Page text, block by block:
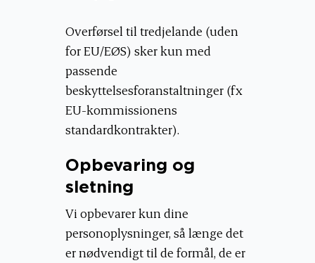
Overførsel til tredjelande (uden
for EU/EØS) sker kun med
passende
beskyttelsesforanstaltninger (fx
EU-kommissionens
standardkontrakter).
Opbevaring og
sletning
Vi opbevarer kun dine
personoplysninger, så længe det
er nødvendigt til de formål, de er